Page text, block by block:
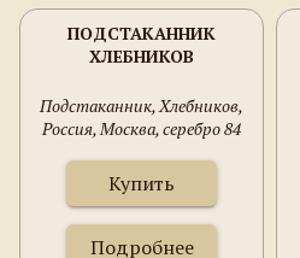
ПОДСТАКАННИК
ХЛЕБНИКОВ
Подстаканник, Хлебников,
Россия, Москва, серебро 84
высота, 1908-1917 гг.
Купить
Подробнее